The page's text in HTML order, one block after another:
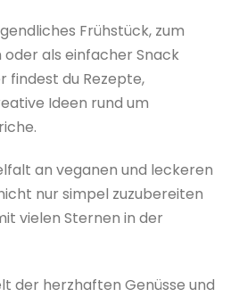
Frühstück, zum
als einfacher Snack
findest du Rezepte,
Ideen rund um
an veganen und leckeren
nur simpel zuzubereiten
vielen Sternen in der
der herzhaften Genüsse und